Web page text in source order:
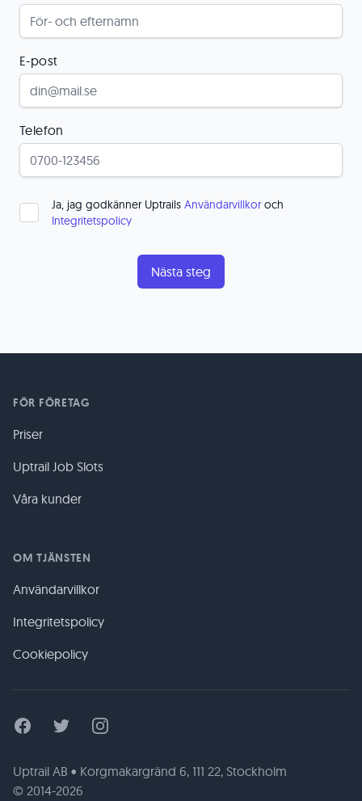
E-post
Telefon
Ja, jag godkänner Uptrails Användarvillkoroch
Integritetspolicy
FÖR FÖRETAG
Priser
Uptrail Job Slots
Våra kunder
OM TJÄNSTEN
Användarvillkor
Integritetspolicy
Cookiepolicy
FacebookTwitter Instagram
Uptrail AB • Korgmakargränd 6, 111 22, Stockholm
© 2014-2026